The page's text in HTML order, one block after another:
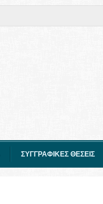
ΣΥΓΓΡΑΦΙΚΕΣ ΘΕΣΕΙΣ